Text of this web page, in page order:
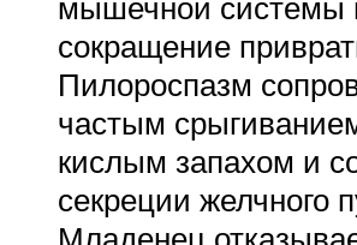
сокращение
Пилороспазм
частым
кислым запахом и
секреции желчного